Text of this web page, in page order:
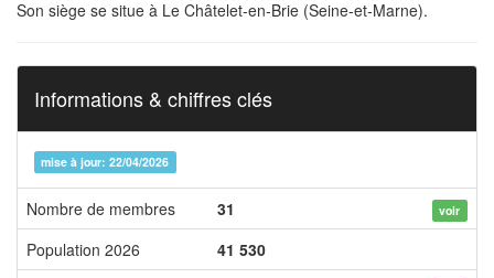
Son siège se situe à Le Châtelet-en-Brie (Seine-et-Marne).
Informations & chiffres clés
mise à jour: 22/04/2026
Nombre de membres 31 voir
Population 2026
41 530